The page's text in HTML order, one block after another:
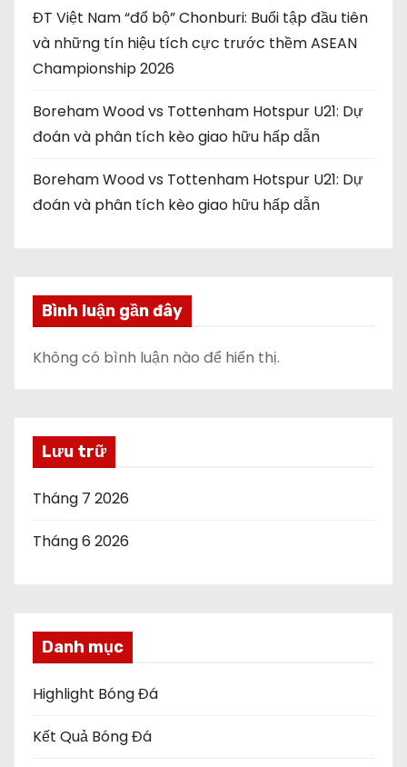
i
ế
t
ĐT Việt Nam “đổ bộ” Chonburi: Buổi tập đầu tiên
và những tín hiệu tích cực trước thềm ASEAN
Championship 2026
Boreham Wood vs Tottenham Hotspur U21: Dự
đoán và phân tích kèo giao hữu hấp dẫn
Boreham Wood vs Tottenham Hotspur U21: Dự
đoán và phân tích kèo giao hữu hấp dẫn
Bình luận gần đây
Không có bình luận nào để hiển thị.
Lưu trữ
Tháng 7 2026
Tháng 6 2026
Danh mục
Highlight Bóng Đá
Kết Quả Bóng Đá